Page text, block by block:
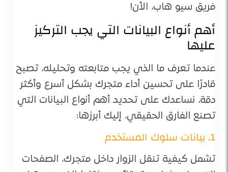
فريق سيو هاب، الأن!
أهم أنواع البيانات التي يجب التركيز
عليها
عندما تعرف ما الذي يجب متابعته وتحليله، تصبح
قادرًا على تحسين أداء متجرك بشكل أسرع وأكثر
دقة، نساعدك على تحديد أهم أنواع البيانات التي
تصنع الفارق الحقيقي، إليك أبرزها:
1. بيانات سلوك المستخدم
تشمل كيفية تنقل الزوار داخل متجرك، الصفحات